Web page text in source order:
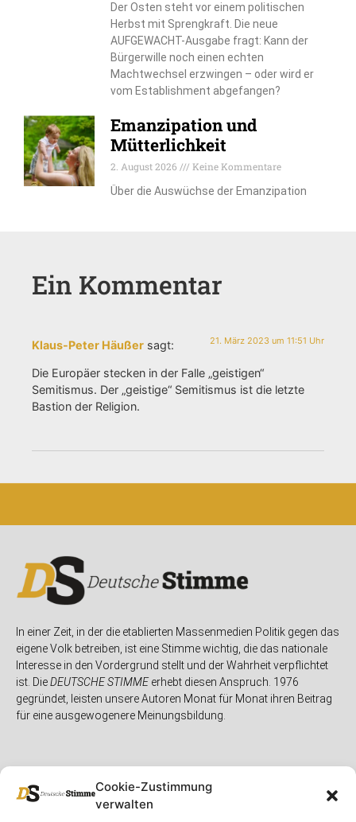
Cookie-Zustimmung
verwalten
Der Osten steht vor einem politischen
Herbst mit Sprengkraft. Die neue
AUFGEWACHT-Ausgabe fragt: Kann der
Bürgerwille noch einen echten
Machtwechsel erzwingen – oder wird er
vom Establishment abgefangen?
Emanzipation und
Mütterlichkeit
2. August 2026
Keine Kommentare
Über die Auswüchse der Emanzipation
Ein Kommentar
Klaus-Peter Häußer sagt: 21. März 2023 um 11:51 Uhr
Die Europäer stecken in der Falle „geistigen“
Semitismus. Der „geistige“ Semitismus ist die letzte
Bastion der Religion.
In einer Zeit, in der die etablierten Massenmedien Politik gegen das
eigene Volk betreiben, ist eine Stimme wichtig, die das nationale
Interesse in den Vordergrund stellt und der Wahrheit verpflichtet
ist. DieDEUTSCHE STIMMEerhebt diesen Anspruch. 1976
gegründet, leisten unsere Autoren Monat für Monat ihren Beitrag
für eine ausgewogenere Meinungsbildung.